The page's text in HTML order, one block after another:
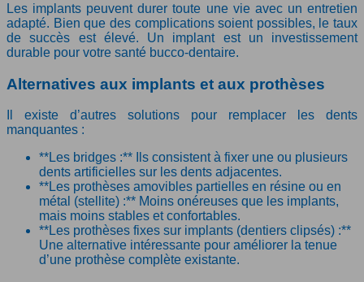
Les implants peuvent durer toute une vie avec un entretien
adapté. Bien que des complications soient possibles, le taux
de succès est élevé. Un implant est un investissement
durable pour votre santé bucco-dentaire.
Alternatives aux implants et aux prothèses
Il existe d’autres solutions pour remplacer les dents
manquantes :
**Les bridges :** Ils consistent à fixer une ou plusieurs
dents artificielles sur les dents adjacentes.
**Les prothèses amovibles partielles en résine ou en
métal (stellite) :** Moins onéreuses que les implants,
mais moins stables et confortables.
**Les prothèses fixes sur implants (dentiers clipsés) :**
Une alternative intéressante pour améliorer la tenue
d’une prothèse complète existante.